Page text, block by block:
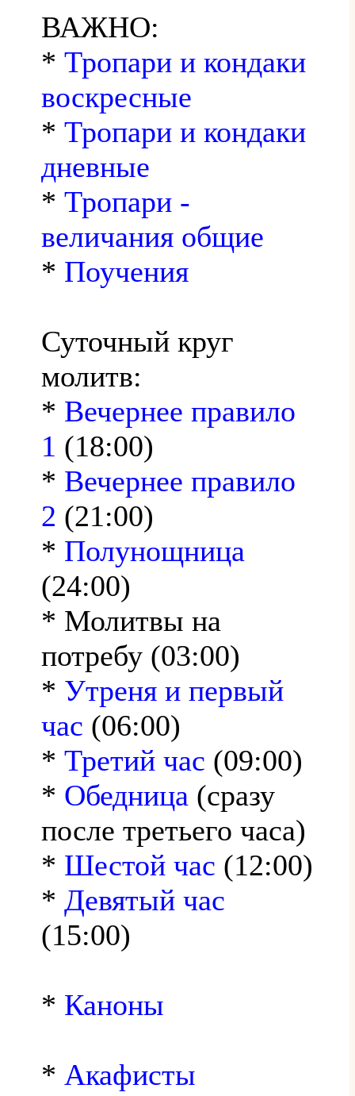
ВАЖНО:
* Тропари и кондаки
воскресные
* Тропари и кондаки
дневные
* Тропари -
величания общие
* Поучения
Суточный круг
молитв:
* Вечернее правило
1 (18:00)
* Вечернее правило
2 (21:00)
* Полунощница
(24:00)
* Молитвы на
потребу (03:00)
* Утреня и первый
час (06:00)
* Третий час (09:00)
* Обедница (сразу
после третьего часа)
* Шестой час (12:00)
* Девятый час
(15:00)
* Каноны
* Акафисты